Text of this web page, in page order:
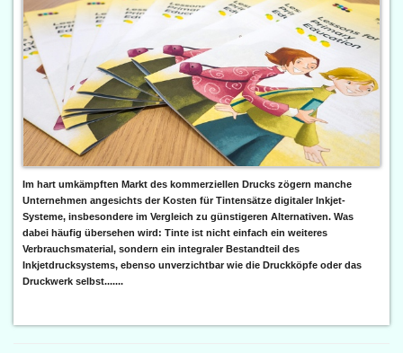
Im hart umkämpften Markt des kommerziellen Drucks zögern manche
Unternehmen angesichts der Kosten für Tintensätze digitaler Inkjet-
Systeme, insbesondere im Vergleich zu günstigeren Alternativen. Was
dabei häufig übersehen wird: Tinte ist nicht einfach ein weiteres
Verbrauchsmaterial, sondern ein integraler Bestandteil des
Inkjetdrucksystems, ebenso unverzichtbar wie die Druckköpfe oder das
Druckwerk selbst.......